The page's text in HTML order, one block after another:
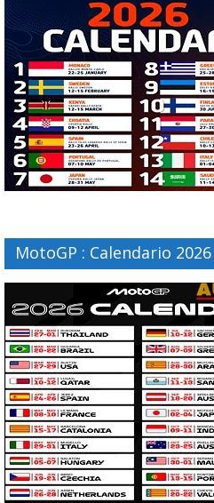
MotoGP : Calendario 2026